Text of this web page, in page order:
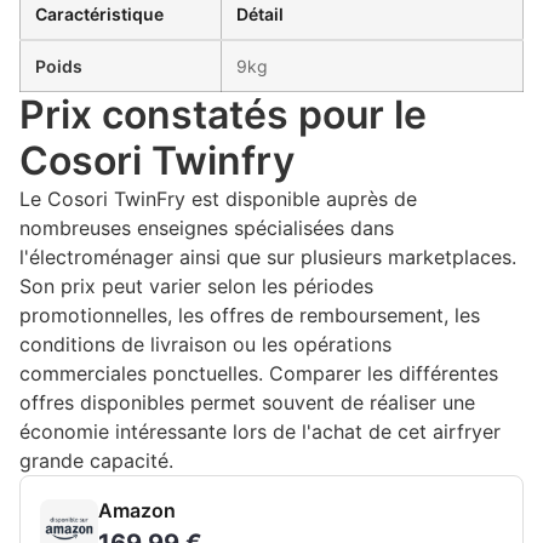
Caractéristique Détail
Poids 9kg
Prix constatés pour le
Cosori Twinfry
Le Cosori TwinFry est disponible auprès de
nombreuses enseignes spécialisées dans
l'électroménager ainsi que sur plusieurs marketplaces.
Son prix peut varier selon les périodes
promotionnelles, les offres de remboursement, les
conditions de livraison ou les opérations
commerciales ponctuelles. Comparer les différentes
offres disponibles permet souvent de réaliser une
économie intéressante lors de l'achat de cet airfryer
grande capacité.
Amazon